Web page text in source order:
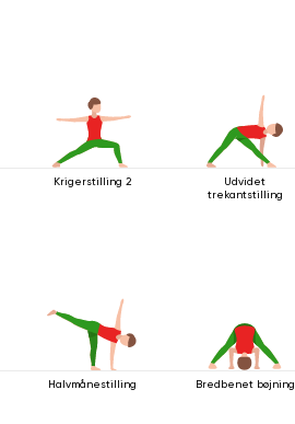
Krigerstilling 2
Udvidet
trekantstilling
Halvmånestilling Bredbenet bøjning